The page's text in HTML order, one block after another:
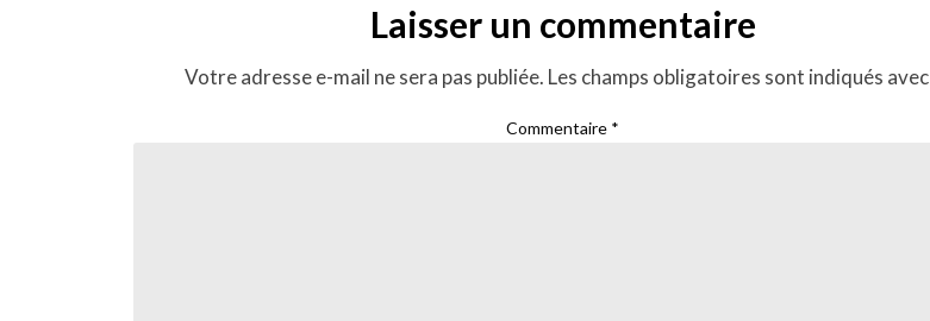
Laisser un commentaire
Votre adresse e-mail ne sera pas publiée. Les champs obligatoires sont indiqués avec
Commentaire *